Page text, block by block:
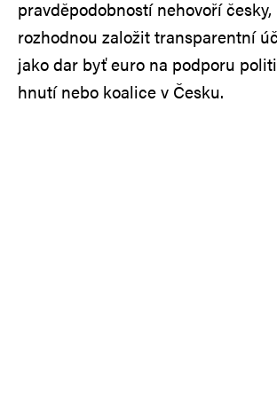
pravděpodobností nehovoří
rozhodnou založit transparentní
jako dar byť euro na podporu
hnutí nebo koalice v Česku.